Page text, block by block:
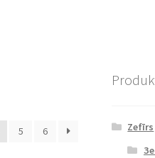
5 6 Zefīrs